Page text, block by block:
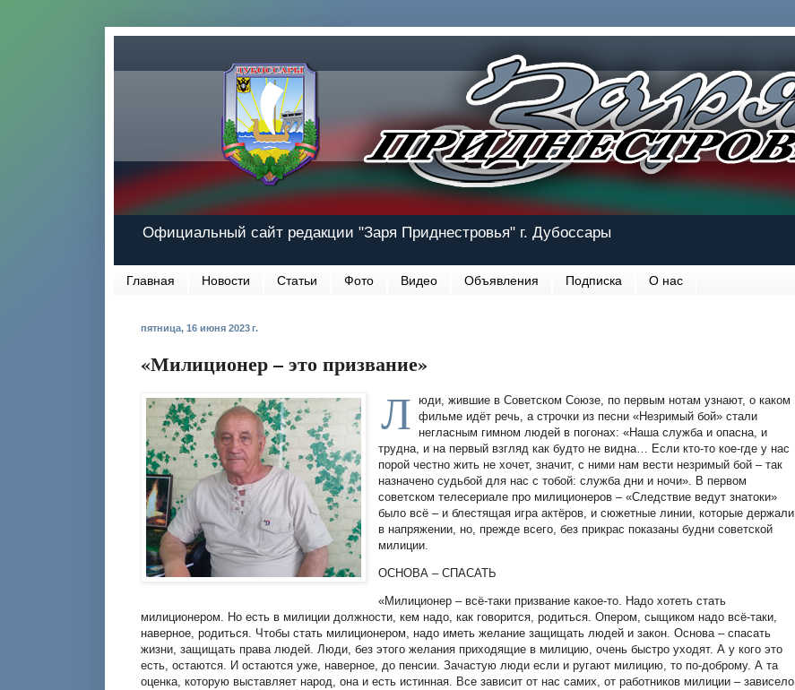
Официальный сайт редакции "Заря Приднестровья" г. Дубоссары
Главная Новости Статьи Фото Видео Объявления Подписка О нас
пятница, 16 июня 2023 г.
«Милиционер – это призвание»
Л
юди, жившие в Советском Союзе, по первым нотам узнают, о каком
фильме идёт речь, а строчки из песни «Незримый бой» стали
негласным гимном людей в погонах: «Наша служба и опасна, и
трудна, и на первый взгляд как будто не видна… Если кто-то кое-где у нас
порой честно жить не хочет, значит, с ними нам вести незримый бой – так
назначено судьбой для нас с тобой: служба дни и ночи». В первом
советском телесериале про милиционеров – «Следствие ведут знатоки»
было всё – и блестящая игра актёров, и сюжетные линии, которые держали
в напряжении, но, прежде всего, без прикрас показаны будни советской
милиции.
ОСНОВА – СПАСАТЬ
«Милиционер – всё-таки призвание какое-то. Надо хотеть стать
милиционером. Но есть в милиции должности, кем надо, как говорится, родиться. Опером, сыщиком надо всё-таки,
наверное, родиться. Чтобы стать милиционером, надо иметь желание защищать людей и закон. Основа – спасать
жизни, защищать права людей. Люди, без этого желания приходящие в милицию, очень быстро уходят. А у кого это
есть, остаются. И остаются уже, наверное, до пенсии. Зачастую люди если и ругают милицию, то по-доброму. А та
оценка, которую выставляет народ, она и есть истинная. Все зависит от нас самих, от работников милиции – зависело